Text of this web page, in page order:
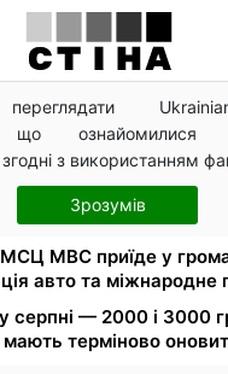
що
згодні з використанням
Зрозумів
III групи з
хто скільки отримає
і без
мобілізацію на
МВС приїде у
авто та міжнародне
серпні — 2000 і 3000
терміново